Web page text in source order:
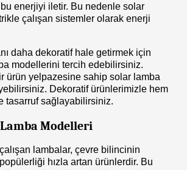
enerjiyi iletir. Bu nedenle solar
çalışan sistemler olarak enerji
daha dekoratif hale getirmek için
modellerini tercih edebilirsiniz.
ürün yelpazesine sahip solar lamba
Dekoratif ürünlerimizle hem
tasarruf sağlayabilirsiniz.
Modelleri
lambalar, çevre bilincinin
hızla artan ürünlerdir. Bu